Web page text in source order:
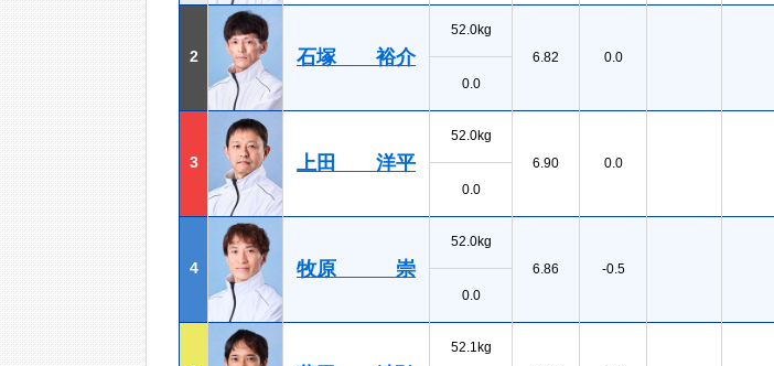
2 石塚 裕介
52.0kg
6.82
0.0
0.0
3 上田 洋平
52.0kg
6.90
0.0
0.0
4 牧原 崇
52.0kg
6.86
-0.5
0.0
52.1kg